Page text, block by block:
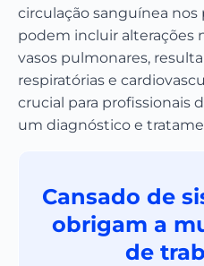
circulação sanguínea nos
podem incluir alterações
vasos pulmonares,
respiratórias e
crucial para profissionais
um diagnóstico e
Cansado de
obrigam a
de